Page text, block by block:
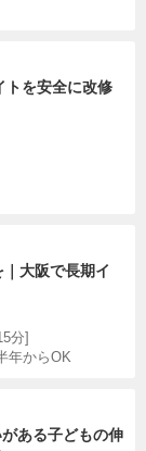
トを安全に改修
大阪で長期イ
分]
年からOK
ある子どもの伸